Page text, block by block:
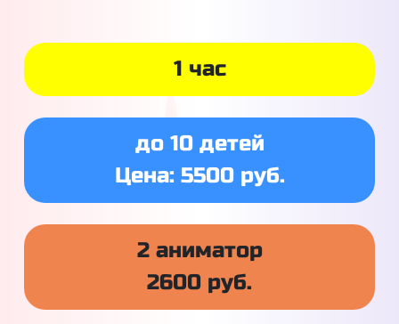
1 час
до 10 детей
Цена: 5500 руб.
2 аниматор
2600 руб.